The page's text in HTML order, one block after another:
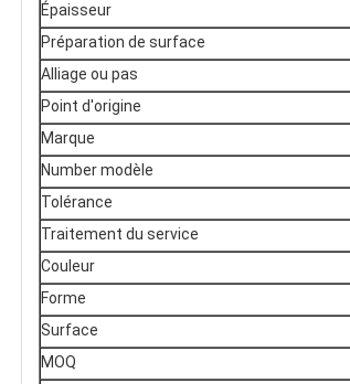
Épaisseur
Préparation de surface
Alliage ou pas
Point d'origine
Marque
Number modèle
Tolérance
Traitement du service
Couleur
Forme
Surface
MOQ